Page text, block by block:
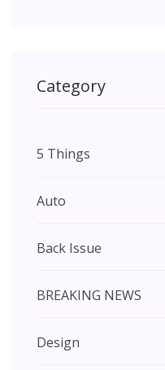
Category
5 Things
Auto
Back Issue
BREAKING NEWS
Design